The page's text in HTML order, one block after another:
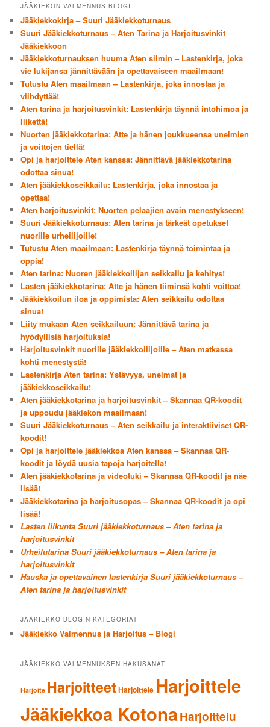
JÄÄKIEKON VALMENNUS BLOGI
Jääkiekkokirja – Suuri Jääkiekkoturnaus
Suuri Jääkiekkoturnaus – Aten Tarina ja Harjoitusvinkit
Jääkiekkoon
Jääkiekkoturnauksen huuma Aten silmin – Lastenkirja, joka
vie lukijansa jännittävään ja opettavaiseen maailmaan!
Tutustu Aten maailmaan – Lastenkirja, joka innostaa ja
viihdyttää!
Aten tarina ja harjoitusvinkit: Lastenkirja täynnä intohimoa ja
liikettä!
Nuorten jääkiekkotarina: Atte ja hänen joukkueensa unelmien
ja voittojen tiellä!
Opi ja harjoittele Aten kanssa: Jännittävä jääkiekkotarina
odottaa sinua!
Aten jääkiekkoseikkailu: Lastenkirja, joka innostaa ja
opettaa!
Aten harjoitusvinkit: Nuorten pelaajien avain menestykseen!
Suuri Jääkiekkoturnaus: Aten tarina ja tärkeät opetukset
nuorille urheilijoille!
Tutustu Aten maailmaan: Lastenkirja täynnä toimintaa ja
oppia!
Aten tarina: Nuoren jääkiekkoilijan seikkailu ja kehitys!
Lasten jääkiekkotarina: Atte ja hänen tiiminsä kohti voittoa!
Jääkiekkoilun iloa ja oppimista: Aten seikkailu odottaa
sinua!
Liity mukaan Aten seikkailuun: Jännittävä tarina ja
hyödyllisiä harjoituksia!
Harjoitusvinkit nuorille jääkiekkoilijoille – Aten matkassa
kohti menestystä!
Lastenkirja Aten tarina: Ystävyys, unelmat ja
jääkiekkoseikkailu!
Aten jääkiekkotarina ja harjoitusvinkit – Skannaa QR-koodit
ja uppoudu jääkiekon maailmaan!
Suuri Jääkiekkoturnaus – Aten seikkailu ja interaktiiviset QR-
koodit!
Opi ja harjoittele jääkiekkoa Aten kanssa – Skannaa QR-
koodit ja löydä uusia tapoja harjoitella!
Aten jääkiekkotarina ja videotuki – Skannaa QR-koodit ja näe
lisää!
Jääkiekkotarina ja harjoitusopas – Skannaa QR-koodit ja opi
lisää!
Lasten liikunta Suuri jääkiekkoturnaus – Aten tarina ja
harjoitusvinkit
Urheilutarina Suuri jääkiekkoturnaus – Aten tarina ja
harjoitusvinkit
Hauska ja opettavainen lastenkirja Suuri jääkiekkoturnaus –
Aten tarina ja harjoitusvinkit
JÄÄKIEKKO BLOGIN KATEGORIAT
Jääkiekko Valmennus ja Harjoitus – Blogi
JÄÄKIEKKO VALMENNUKSEN HAKUSANAT
Harjoite Harjoitteet Harjoittele Harjoittele
Jääkiekkoa KotonaHarjoittelu